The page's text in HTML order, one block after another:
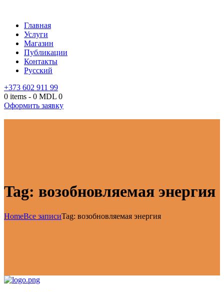
Главная
Услуги
Магазин
Публикации
Контакты
Русский
+373 602 911 99
0 items - 0 MDL 0
Оформить заявку
Tag: возобновляемая энергия
HomeВсе записиTag: возобновляемая энергия